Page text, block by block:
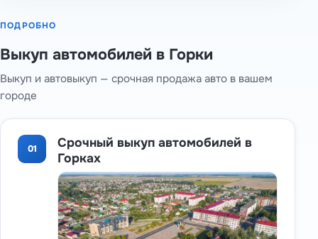
ПОДРОБНО
Выкуп автомобилей в Горки
Выкуп и автовыкуп — срочная продажа авто в вашем
городе
01
Срочный выкуп автомобилей в
Горках